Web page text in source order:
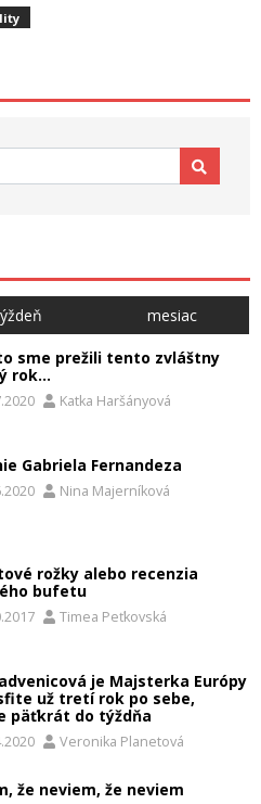
mesiac
sme prežili tento zvláštny
rok…
Katka Haršányová
Gabriela Fernandeza
Nina Majerníková
rožky alebo recenzia
bufetu
Timea Peťkovská
je Majsterka Európy
už tretí rok po sebe,
päťkrát do týždňa
Veronika Planetová
že neviem, že neviem